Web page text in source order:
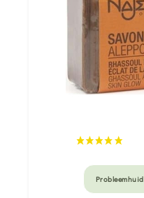
Probleemhuid